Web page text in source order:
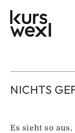
Inhalt
springen
NICHTS
Es sieht so